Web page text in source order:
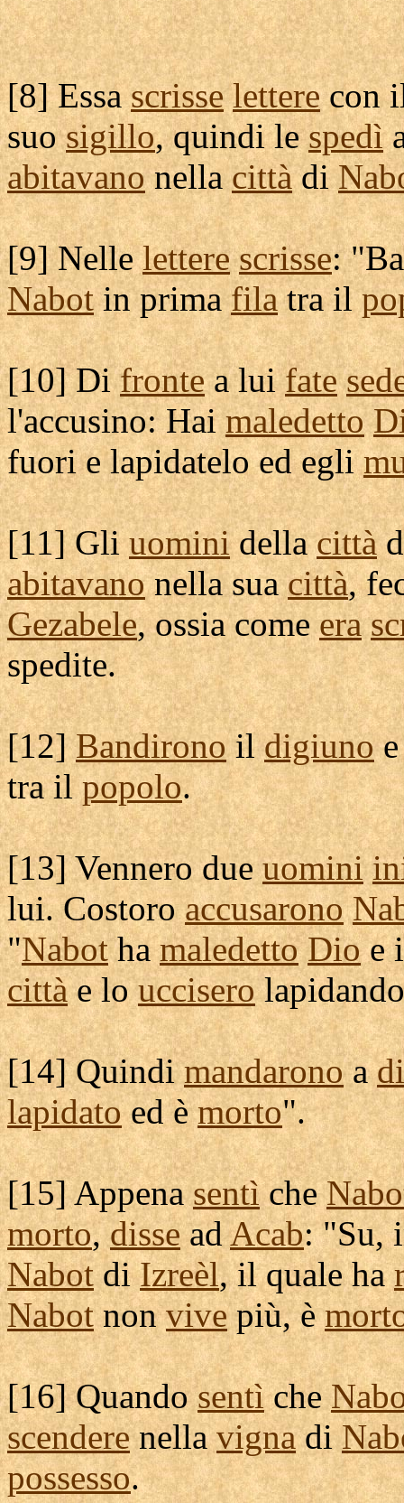
[8] Essascrisse letterecon
suosigillo, quindi lespedì
abitavanonellacittàdi
[9] Nellelettere scrisse: "
Nabotin primafilatra il
[10] Difrontea luifate
l'accusino: Haimaledetto
fuori elapidateloed egli
[11] Gliuominidellacittà
abitavanonella suacittà,
Gezabele, ossia comeera
spedite.
[12]Bandironoildigiunoe
tra ilpopolo.
[13] Vennero dueuomini
lui. Costoroaccusarono
"Nabothamaledetto Dioe
cittàe louccisero
[14] Quindimandaronoa
lapidatoed èmorto".
[15] Appenasentìche
morto,disseadAcab: "Su,
NabotdiIzreèl, il quale ha
Nabotnonvivepiù, è
[16] Quandosentìche
scenderenellavignadi
possesso.